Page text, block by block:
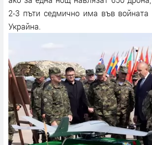
2-3 пъти седмично има във
Украйна.